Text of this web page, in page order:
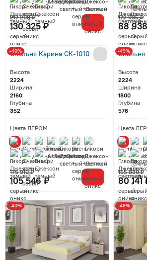
130 325 ₽
217 208 ₽
88
172 935 ₽
Спальня Карина СК-1010
Высота
2224
Ширина
2160
Глубина
352
Цвета ЛЕРОМ
105 546 ₽
175 910 ₽
-40% Спальня
Высота
2224
Ширина
1800
Глубина
576
Цвета
80 141
155 830 ₽
-49%
-40% -49%